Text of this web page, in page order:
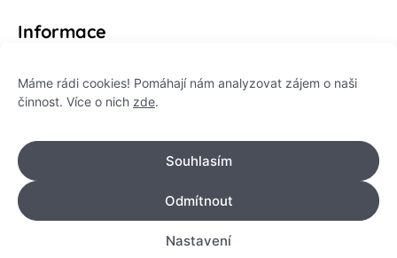
Máme rádi cookies! Pomáhají nám analyzovat zájem o naši
činnost. Více o nich zde.
Souhlasím
Odmítnout
Nastavení
Informace
Platformu Zeptej se vědce provozuje:
IČO: 178 47 389
Flemingovo náměstí 542/2,
Dejvice, 160 00 Praha 6
info@zeptejsevedce.cz